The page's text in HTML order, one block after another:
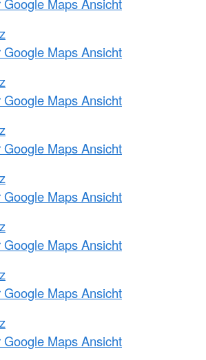
Google Maps Ansicht
Google Maps Ansicht
Google Maps Ansicht
Google Maps Ansicht
Google Maps Ansicht
Google Maps Ansicht
Google Maps Ansicht